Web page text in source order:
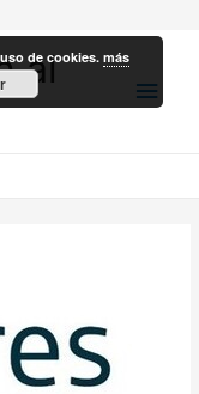
al
de cookies.más